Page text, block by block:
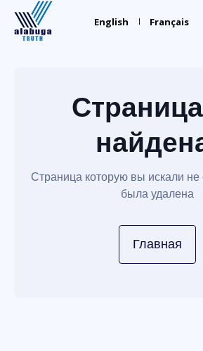
Alabuga Truth
Полезные идиоты
Найдите родных
Торговля людьми
Пресса
English Français
Страница которую вы искали не
была удалена
Главная